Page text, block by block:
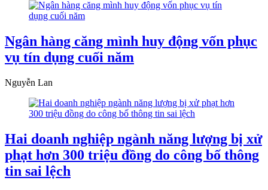
Ngân hàng căng mình huy động vốn phục
vụ tín dụng cuối năm
Nguyễn Lan
Hai doanh nghiệp ngành năng lượng bị xử
phạt hơn 300 triệu đồng do công bố thông
tin sai lệch